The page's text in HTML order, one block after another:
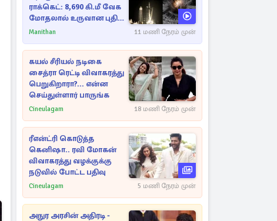
ராக்கெட்: 8,690 கி.மீ வேக
மோதலால் உருவான புதிய
பள்ளம்!
Manithan 11 மணி நேரம் முன்
கயல் சீரியல் நடிகை
சைத்ரா ரெட்டி விவாகரத்து
பெறுகிறாரா?... என்ன
செய்துள்ளார் பாருங்க
Cineulagam 18 மணி நேரம் முன்
ரீஎன்ட்ரி கொடுத்த
கெனிஷா.. ரவி மோகன்
விவாகரத்து வழக்குக்கு
நடுவில் போட்ட பதிவு
Cineulagam 5 மணி நேரம் முன்
அநுர அரசின் அதிரடி -